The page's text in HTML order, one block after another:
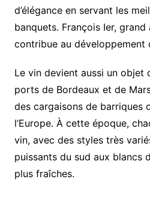
d’élégance en servant les
banquets. François Ier,
contribue au développement
Le vin devient aussi un objet
ports de Bordeaux et de
des cargaisons de barriques
l’Europe. À cette époque,
vin, avec des styles très
puissants du sud aux blancs
plus fraîches.